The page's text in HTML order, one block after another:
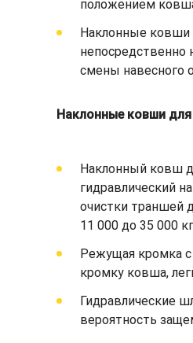
положением
Наклонные ковши
непосредственно
смены навесного
Наклонные ковши
Наклонный ковш
гидравлический
очистки траншей
11 000 до 35 000
Режущая кромка
кромку ковша,
Гидравлические
вероятность